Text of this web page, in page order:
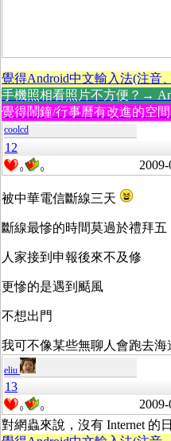
覺得Android中文輸入法(注音
手機照相看照片不方便？→
覺得鬧鐘/行事曆有改進的空
coolcd
12
0 0
被中華電信斷線三天
斷線最慘的時間莫過於禮拜五
人家接到申報後來不及修
更慘的是遇到颳風
不想出門
我可不像某些無聊人會跑去
eliu
13
0 0
對網蟲來說，沒有 Internet 的